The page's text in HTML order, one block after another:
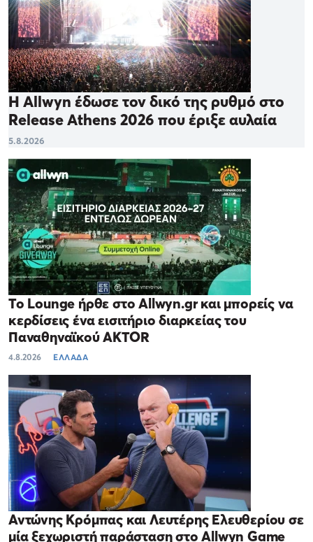
Η Allwyn έδωσε τον δικό της ρυθμό στο
Release Athens 2026 που έριξε αυλαία
5.8.2026
Το Lounge ήρθε στο Allwyn.gr και μπορείς να
κερδίσεις ένα εισιτήριο διαρκείας του
Παναθηναϊκού AKTOR
4.8.2026 ΕΛΛΑΔΑ
Αντώνης Κρόμπας και Λευτέρης Ελευθερίου σε
μία ξεχωριστή παράσταση στο Allwyn Game